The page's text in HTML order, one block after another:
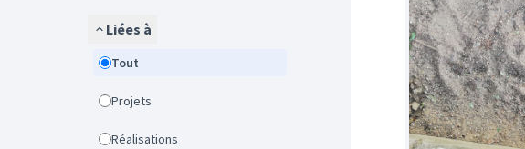
Liées à
Tout
Projets
Réalisations